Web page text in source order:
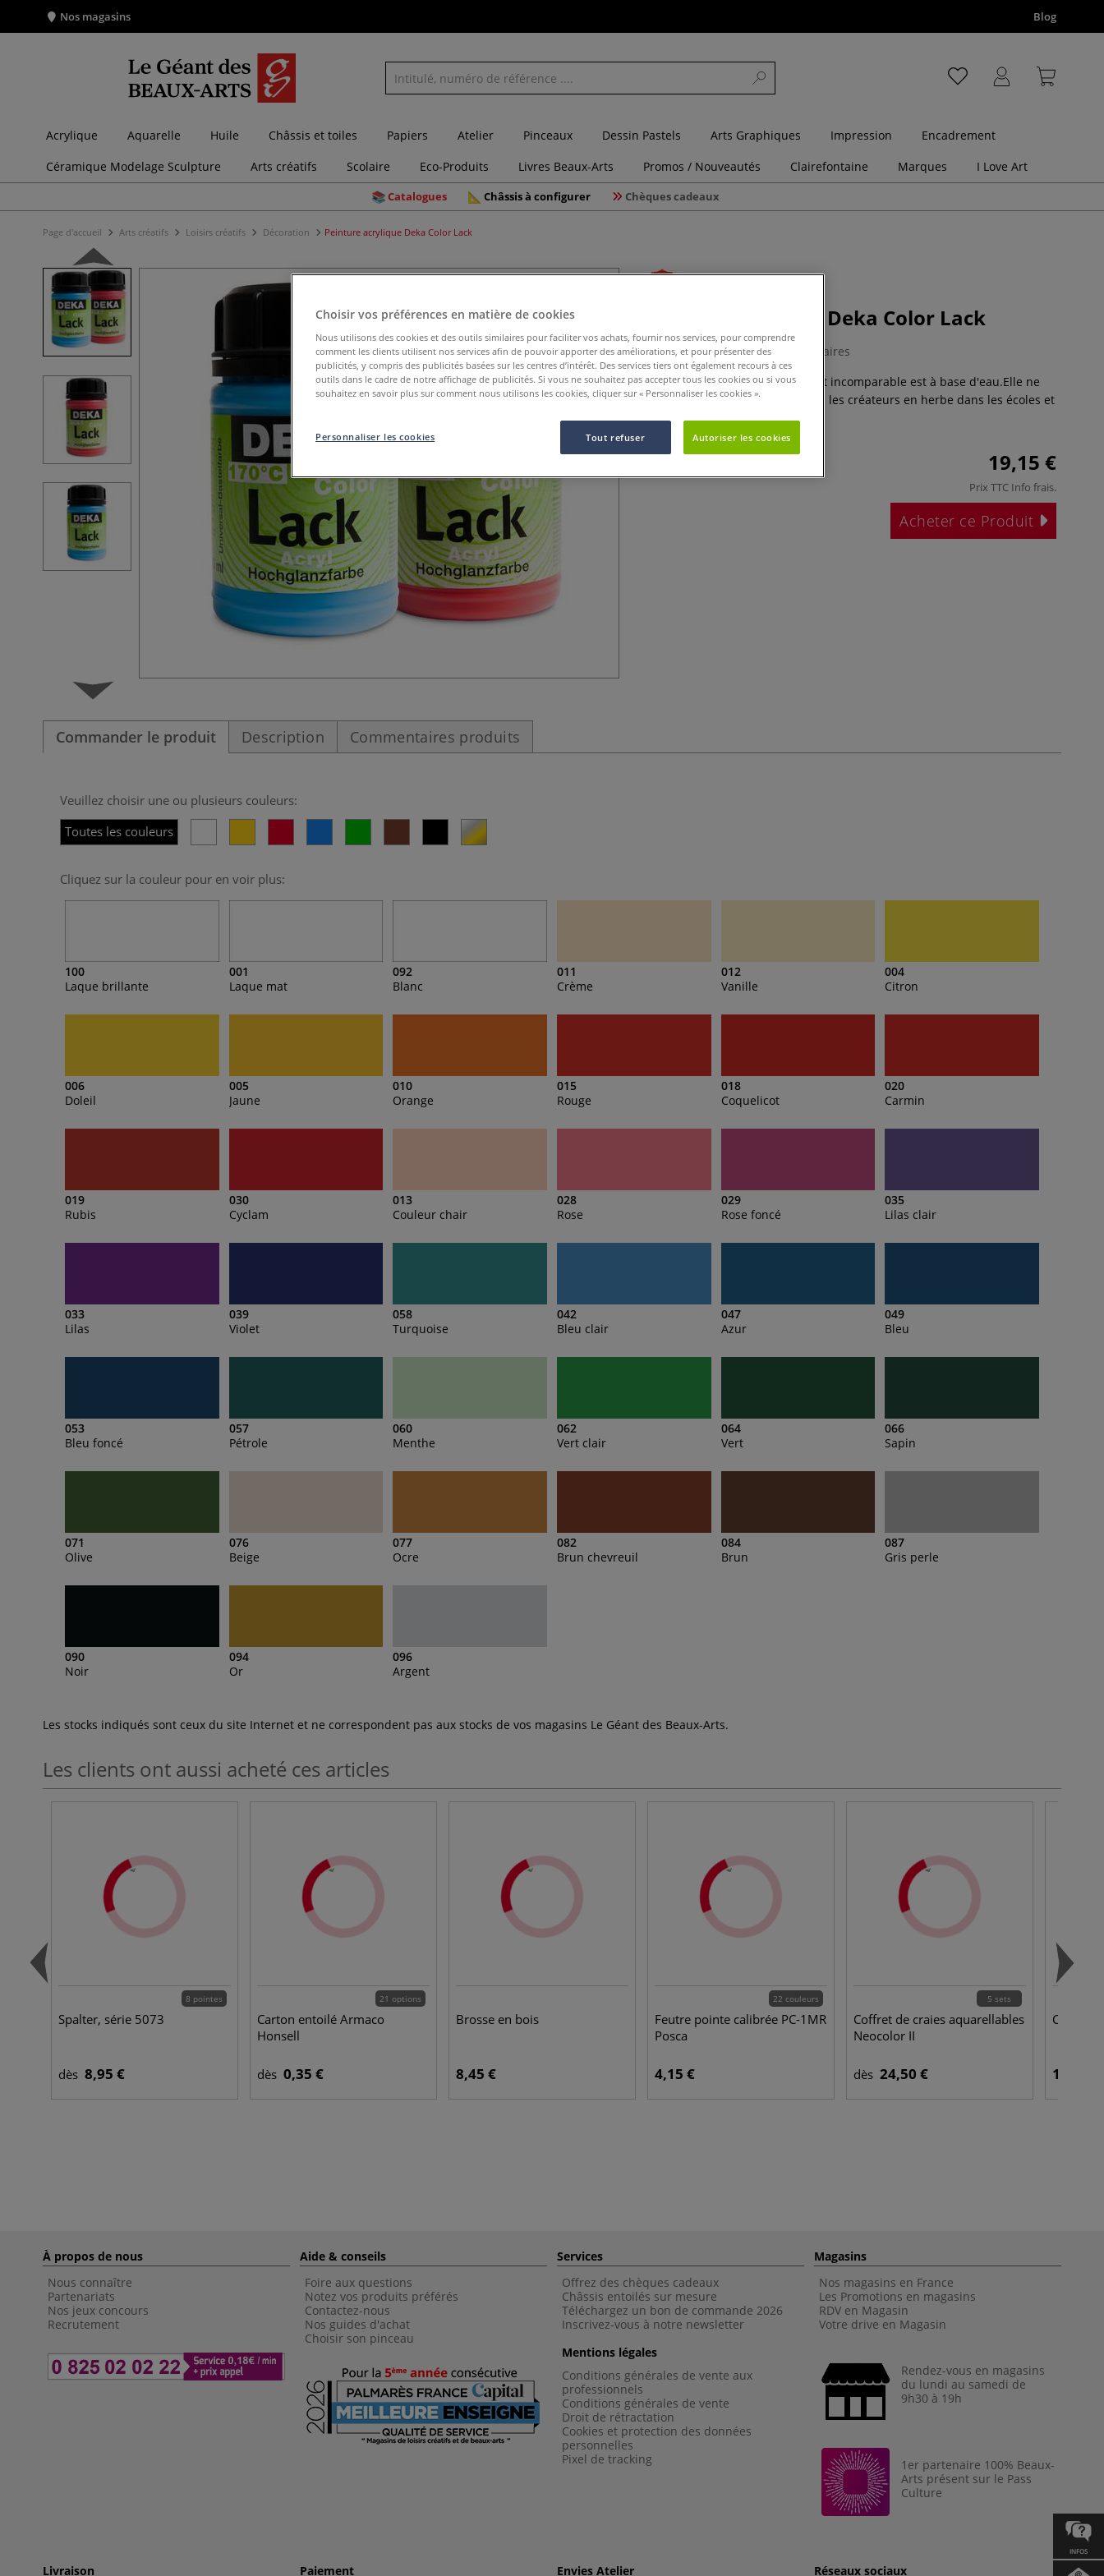
INFOS
Nos magasins Blog
Acrylique Aquarelle Huile Châssis et toiles Papiers Atelier Pinceaux Dessin Pastels Arts Graphiques Impression
Encadrement
Céramique Modelage Sculpture
Arts créatifs Scolaire Eco-Produits Livres Beaux-Arts Promos / Nouveautés Clairefontaine Marques I Love Art
Catalogues Châssis à configurer Chèques cadeaux
Page d'accueil Arts créatifs Loisirs créatifs Décoration Peinture acrylique Deka Color Lack
Peinture acrylique Deka Color Lack
0 Commentaires
Cette couleur acrylique d'un éclat incomparable est à base d'eau.Elle ne
contient aucun solvant.Elle ravira les créateurs en herbe dans les écoles et
ateliers d’art-thérapie.
Plus
19,15 €
Prix TTC Info frais.
Acheter ce Produit
Commander le produit Description Commentaires produits
Veuillez choisir une ou plusieurs couleurs:
Toutes les couleurs
Cliquez sur la couleur pour en voir plus:
100
Laque brillante
001
Laque mat
092
Blanc
011
Crème
012
Vanille
004
Citron
006
Doleil
005
Jaune
010
Orange
015
Rouge
018
Coquelicot
020
Carmin
019
Rubis
030
Cyclam
013
Couleur chair
028
Rose
029
Rose foncé
035
Lilas clair
033
Lilas
039
Violet
058
Turquoise
042
Bleu clair
047
Azur
049
Bleu
053
Bleu foncé
057
Pétrole
060
Menthe
062
Vert clair
064
Vert
066
Sapin
071
Olive
076
Beige
077
Ocre
082
Brun chevreuil
084
Brun
087
Gris perle
090
Noir
094
Or
096
Argent
Les stocks indiqués sont ceux du site Internet et ne correspondent pas aux stocks de vos magasins Le Géant des Beaux-Arts.
Les clients ont aussi acheté ces articles
8 pointes
Spalter, série 5073
dès 8,95 €
21 options
Carton entoilé Armaco
Honsell
dès 0,35 €
Brosse en bois
8,45 €
22 couleurs
Feutre pointe calibrée PC-1MR
Posca
4,15 €
5 sets
Coffret de craies aquarellables
Neocolor II
dès 24,50 €
Colour
14,45 €
À propos de nous
Nous connaître
Partenariats
Nos jeux concours
Recrutement
Aide & conseils
Foire aux questions
Notez vos produits préférés
Contactez-nous
Nos guides d'achat
Choisir son pinceau
Services
Offrez des chèques cadeaux
Châssis entoilés sur mesure
Téléchargez un bon de commande 2026
Inscrivez-vous à notre newsletter
Mentions légales
Conditions générales de vente aux
professionnels
Conditions générales de vente
Droit de rétractation
Cookies et protection des données
personnelles
Pixel de tracking
Magasins
Nos magasins en France
Les Promotions en magasins
RDV en Magasin
Votre drive en Magasin
Rendez-vous en magasins
du lundi au samedi de
9h30 à 19h
1er partenaire 100% Beaux-
Arts présent sur le Pass
Culture
Livraison Paiement Envies Atelier Réseaux sociaux
Choisir vos préférences en matière de cookies
Nous utilisons des cookies et des outils similaires pour faciliter vos achats, fournir nos services, pour comprendre
comment les clients utilisent nos services afin de pouvoir apporter des améliorations, et pour présenter des
publicités, y compris des publicités basées sur les centres d’intérêt. Des services tiers ont également recours à ces
outils dans le cadre de notre affichage de publicités. Si vous ne souhaitez pas accepter tous les cookies ou si vous
souhaitez en savoir plus sur comment nous utilisons les cookies, cliquer sur « Personnaliser les cookies ».
Tout refuser Autoriser les cookies
Personnaliser les cookies